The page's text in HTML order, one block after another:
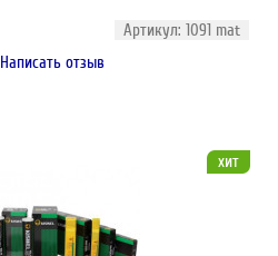
Артикул: 1091 mat
Написать отзыв
хит